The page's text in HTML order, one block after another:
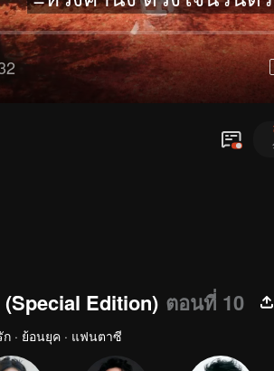
Edition) ตอนที่ 10
· ย้อนยุค · แฟนตาซี